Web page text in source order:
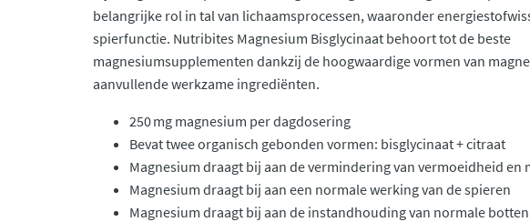
belangrijke rol in tal van lichaamsprocessen, waaronder
spierfunctie. Nutribites Magnesium Bisglycinaat behoort tot de beste
magnesiumsupplementen dankzij de hoogwaardige vormen van
aanvullende werkzame ingrediënten.
250 mg magnesium per dagdosering
Bevat twee organisch gebonden vormen: bisglycinaat + citraat
Magnesium draagt bij aan de vermindering van vermoeidheid en
Magnesium draagt bij aan een normale werking van de spieren
Magnesium draagt bij aan de instandhouding van normale botten